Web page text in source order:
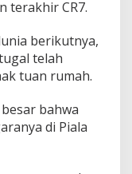
terakhir CR7.
berikutnya,
telah
tuan rumah.
bahwa
di Piala